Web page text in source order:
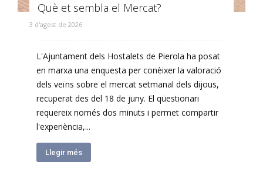
Què et sembla el Mercat?
3 d'agost de 2026
L'Ajuntament dels Hostalets de Pierola ha posat
en marxa una enquesta per conèixer la valoració
dels veïns sobre el mercat setmanal dels dijous,
recuperat des del 18 de juny. El qüestionari
requereix només dos minuts i permet compartir
l'experiència,...
Llegir més